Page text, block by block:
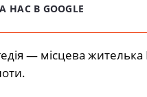
В GOOGLE
— місцева